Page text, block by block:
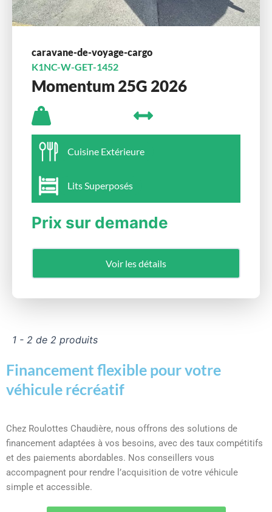
caravane-de-voyage-cargo
K1NC-W-GET-1452
Momentum 25G 2026
Cuisine Extérieure
Lits Superposés
Prix sur demande
Voir les détails
1 - 2 de 2 produits
Financement flexible pour votre
véhicule récréatif
Chez Roulottes Chaudière, nous offrons des solutions de
financement adaptées à vos besoins, avec des taux compétitifs
et des paiements abordables. Nos conseillers vous
accompagnent pour rendre l’acquisition de votre véhicule
simple et accessible.